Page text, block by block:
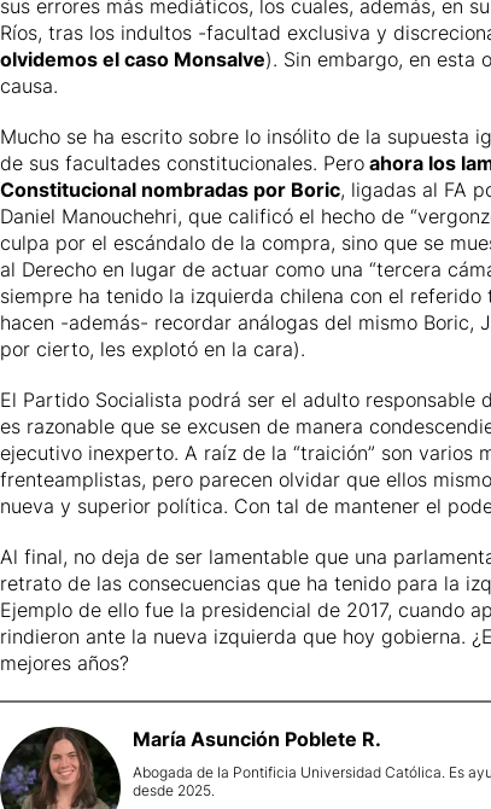
sus errores más mediáticos, los cuales, además, en
Ríos, tras los indultos -facultad exclusiva y
olvidemos el caso Monsalve). Sin embargo, en esta
causa.
Mucho se ha escrito sobre lo insólito de la supuesta
de sus facultades constitucionales. Pero ahora los
Constitucional nombradas por Boric, ligadas al FA
Daniel Manouchehri, que calificó el hecho de
culpa por el escándalo de la compra, sino que se
al Derecho en lugar de actuar como una “tercera
siempre ha tenido la izquierda chilena con el
hacen -además- recordar análogas del mismo
por cierto, les explotó en la cara).
El Partido Socialista podrá ser el adulto responsable
es razonable que se excusen de manera
ejecutivo inexperto. A raíz de la “traición” son
frenteamplistas, pero parecen olvidar que ellos
nueva y superior política. Con tal de mantener el
Al final, no deja de ser lamentable que una
retrato de las consecuencias que ha tenido para la
Ejemplo de ello fue la presidencial de 2017, cuando
rindieron ante la nueva izquierda que hoy gobierna.
mejores años?
María Asunción Poblete R.
Abogada de la Pontificia Universidad Católica. Es
desde 2025.